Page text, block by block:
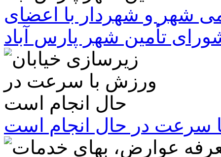
شهر و شهردار با اعضای
تأمین شهر پارس آباد
سرعت در حال انجام است